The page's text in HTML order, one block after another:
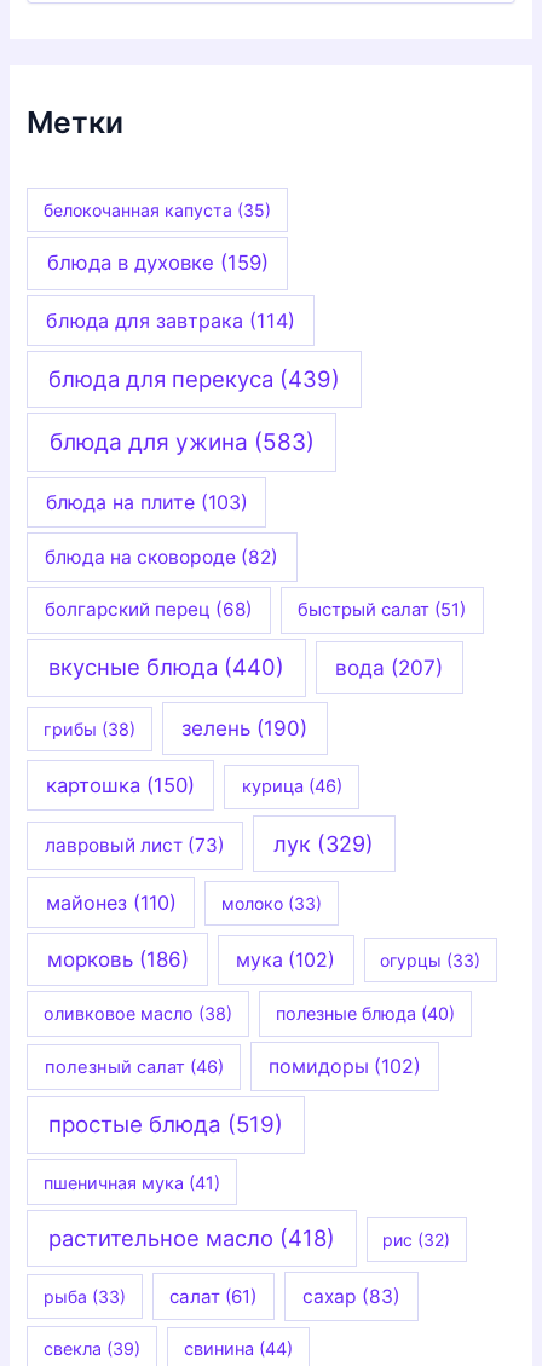
и
Метки
белокочанная капуста (35)
блюда в духовке (159)
блюда для завтрака (114)
блюда для перекуса (439)
блюда для ужина (583)
блюда на плите(103)
блюда на сковороде (82)
болгарский перец (68) быстрый салат (51)
вкусные блюда (440) вода (207)
грибы (38) зелень (190)
картошка (150) курица (46)
лавровый лист (73) лук (329)
майонез(110) молоко (33)
морковь(186) мука (102) огурцы (33)
оливковое масло (38) полезные блюда (40)
полезный салат(46) помидоры (102)
простые блюда (519)
пшеничная мука (41)
растительное масло (418) рис (32)
рыба (33) салат (61) сахар (83)
свекла (39) свинина (44)